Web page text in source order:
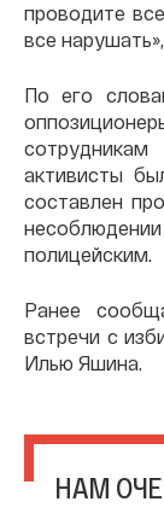
проводите
все
По его
активисты
составлен
полицейским.
Ранее
встречи с
Илью Яшина.
НАМ